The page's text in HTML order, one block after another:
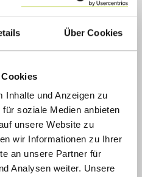
Über Cookies
Inhalte und Anzeigen zu
soziale Medien anbieten
unsere Website zu
wir Informationen zu Ihrer
an unsere Partner für
Analysen weiter. Unsere